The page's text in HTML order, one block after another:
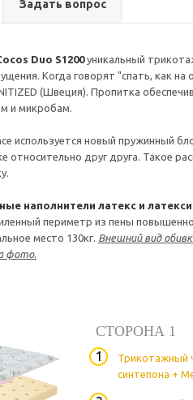
Задать вопрос
Duo S1200уникальный
Когда говорят "спать, как на
(Швеция). Пропитка
и микробам.
используется новый пружинный
друг друга. Такое
наполнители латекс и
периметр из пены
место 130кг. Внешний вид
фото.
СТОРОНА 1
Трикотажный
синтепона +